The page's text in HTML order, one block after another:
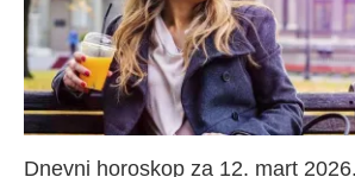
Dnevni horoskop za 12. mart 2026.